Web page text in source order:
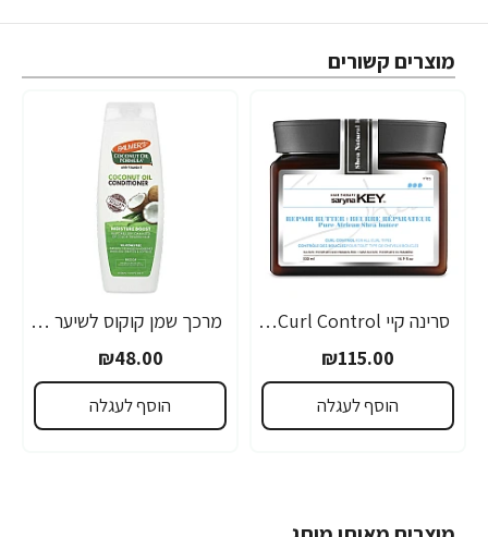
מוצרים קשורים
סרינה קיי Curl Control מסכת חמאת שיאה לשיער גלי ומתולתל 500 מ"ל - מבית Saryna Key
₪115.00
הוסף לעגלה
מרכך שמן קוקוס לשיער יבש פגום או צבוע ממריץ לחות 400 מ"ל - Palmer's
₪48.00
הוסף לעגלה